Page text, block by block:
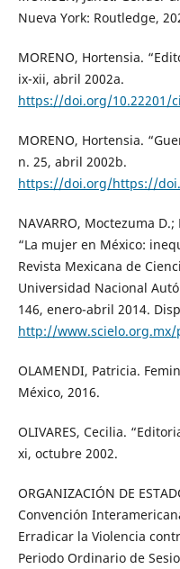
Nueva York: Routledge,
MORENO, Hortensia.
ix-xii, abril 2002a.
https://doi.org/10.22201/
MORENO, Hortensia.
n. 25, abril 2002b.
https://doi.org/https://
NAVARRO, Moctezuma D.;
“La mujer en México:
Revista Mexicana de
Universidad Nacional
146, enero-abril 2014.
http://
OLAMENDI, Patricia.
México, 2016.
OLIVARES, Cecilia.
xi, octubre 2002.
ORGANIZACIÓN DE
Convención
Erradicar la Violencia
Periodo Ordinario de